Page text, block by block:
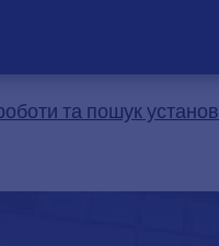
та пошук установ